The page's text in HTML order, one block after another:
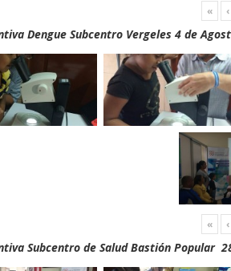
« ‹
Dengue Subcentro Vergeles 4 de
« ‹
Subcentro de Salud Bastión Popular